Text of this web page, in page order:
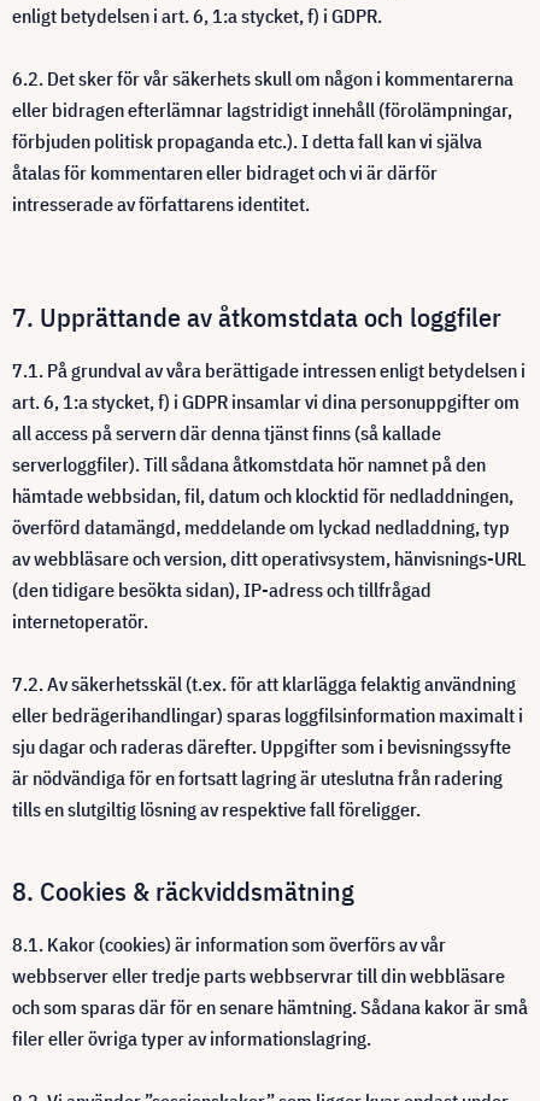
enligt betydelsen i art. 6, 1:a stycket, f) i GDPR.
6.2. Det sker för vår säkerhets skull om någon i kommentarerna
eller bidragen efterlämnar lagstridigt innehåll (förolämpningar,
förbjuden politisk propaganda etc.). I detta fall kan vi själva
åtalas för kommentaren eller bidraget och vi är därför
intresserade av författarens identitet.
7. Upprättande av åtkomstdata och loggfiler
7.1. På grundval av våra berättigade intressen enligt betydelsen i
art. 6, 1:a stycket, f) i GDPR insamlar vi dina personuppgifter om
all access på servern där denna tjänst finns (så kallade
serverloggfiler). Till sådana åtkomstdata hör namnet på den
hämtade webbsidan, fil, datum och klocktid för nedladdningen,
överförd datamängd, meddelande om lyckad nedladdning, typ
av webbläsare och version, ditt operativsystem, hänvisnings-URL
(den tidigare besökta sidan), IP-adress och tillfrågad
internetoperatör.
7.2. Av säkerhetsskäl (t.ex. för att klarlägga felaktig användning
eller bedrägerihandlingar) sparas loggfilsinformation maximalt i
sju dagar och raderas därefter. Uppgifter som i bevisningssyfte
är nödvändiga för en fortsatt lagring är uteslutna från radering
tills en slutgiltig lösning av respektive fall föreligger.
8. Cookies & räckviddsmätning
8.1. Kakor (cookies) är information som överförs av vår
webbserver eller tredje parts webbservrar till din webbläsare
och som sparas där för en senare hämtning. Sådana kakor är små
filer eller övriga typer av informationslagring.